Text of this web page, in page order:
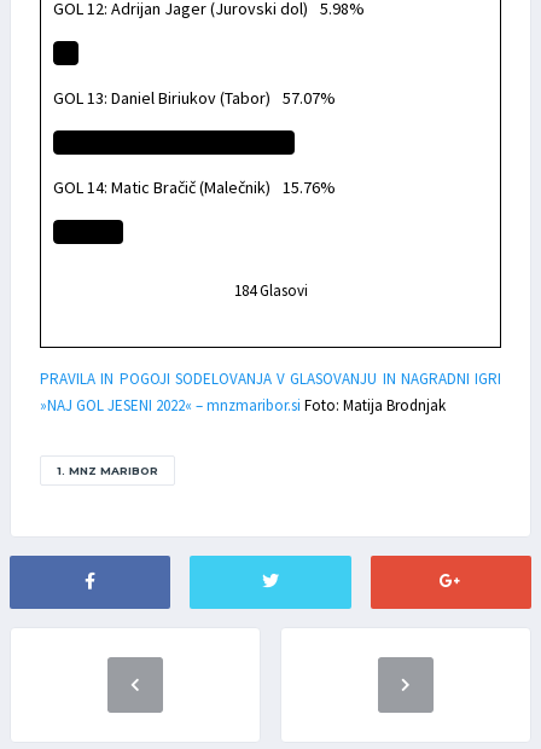
GOL 12: Adrijan Jager (Jurovski dol) 5.98%
GOL 13: Daniel Biriukov (Tabor) 57.07%
GOL 14: Matic Bračič (Malečnik) 15.76%
184Glasovi
PRAVILA IN POGOJI SODELOVANJA V GLASOVANJU IN NAGRADNI IGRI
»NAJ GOL JESENI 2022« – mnzmaribor.si Foto: Matija Brodnjak
1. MNZ MARIBOR